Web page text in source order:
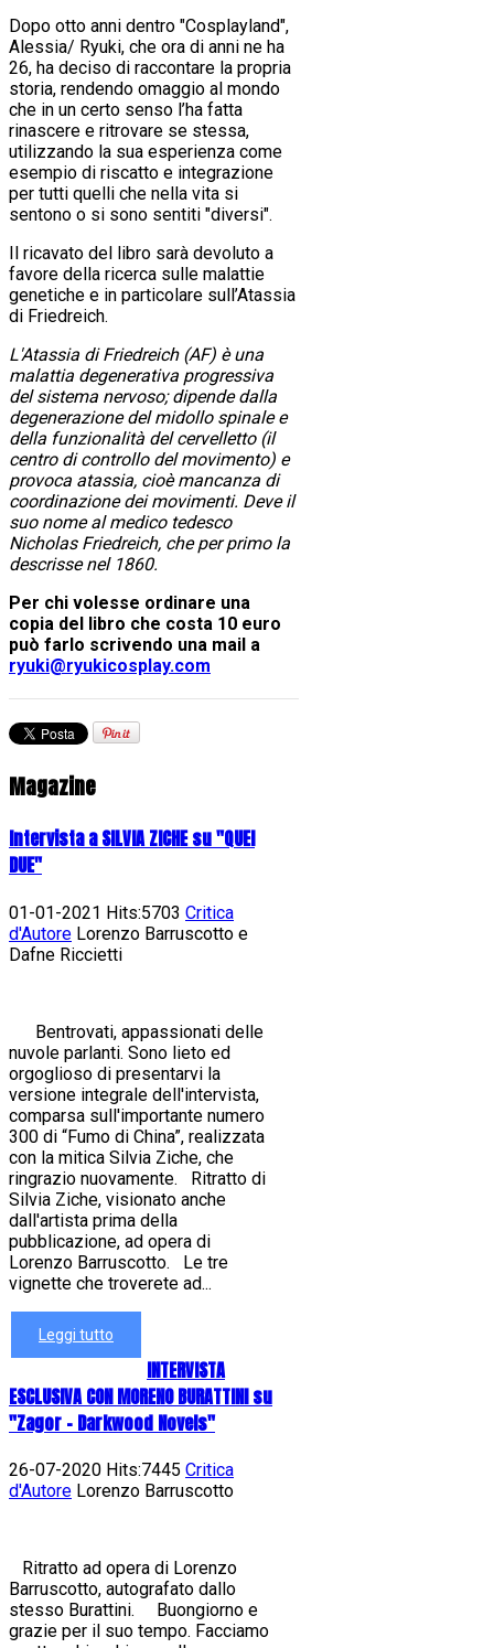
Dopo otto anni dentro "Cosplayland",
Alessia/ Ryuki, che ora di anni ne ha
26, ha deciso di raccontare la propria
storia, rendendo omaggio al mondo
che in un certo senso l’ha fatta
rinascere e ritrovare se stessa,
utilizzando la sua esperienza come
esempio di riscatto e integrazione
per tutti quelli che nella vita si
sentono o si sono sentiti "diversi".
Il ricavato del libro sarà devoluto a
favore della ricerca sulle malattie
genetiche e in particolare sull’Atassia
di Friedreich.
L'Atassia di Friedreich (AF) è una
malattia degenerativa progressiva
del sistema nervoso; dipende dalla
degenerazione del midollo spinale e
della funzionalità del cervelletto (il
centro di controllo del movimento) e
provoca atassia, cioè mancanza di
coordinazione dei movimenti. Deve il
suo nome al medico tedesco
Nicholas Friedreich, che per primo la
descrisse nel 1860.
Per chi volesse ordinare una
copia del libro che costa 10 euro
può farlo scrivendo una mail a
ryuki@ryukicosplay.com
Magazine
Intervista a SILVIA ZICHE su "QUEI
DUE"
01-01-2021 Hits:5703 Critica
d'Autore Lorenzo Barruscotto e
Dafne Riccietti
Bentrovati, appassionati delle
nuvole parlanti. Sono lieto ed
orgoglioso di presentarvi la
versione integrale dell'intervista,
comparsa sull'importante numero
300 di “Fumo di China”, realizzata
con la mitica Silvia Ziche, che
ringrazio nuovamente. Ritratto di
Silvia Ziche, visionato anche
dall'artista prima della
pubblicazione, ad opera di
Lorenzo Barruscotto. Le tre
vignette che troverete ad...
Leggi tutto
INTERVISTA
ESCLUSIVA CON MORENO BURATTINI su
"Zagor - Darkwood Novels"
26-07-2020 Hits:7445 Critica
d'Autore Lorenzo Barruscotto
Ritratto ad opera di Lorenzo
Barruscotto, autografato dallo
stesso Burattini. Buongiorno e
grazie per il suo tempo. Facciamo